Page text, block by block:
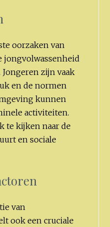
oorzaken van
jongvolwassenheid
zijn vaak
en de normen
kunnen
activiteiten.
te kijken naar de
en sociale
van
ook een cruciale